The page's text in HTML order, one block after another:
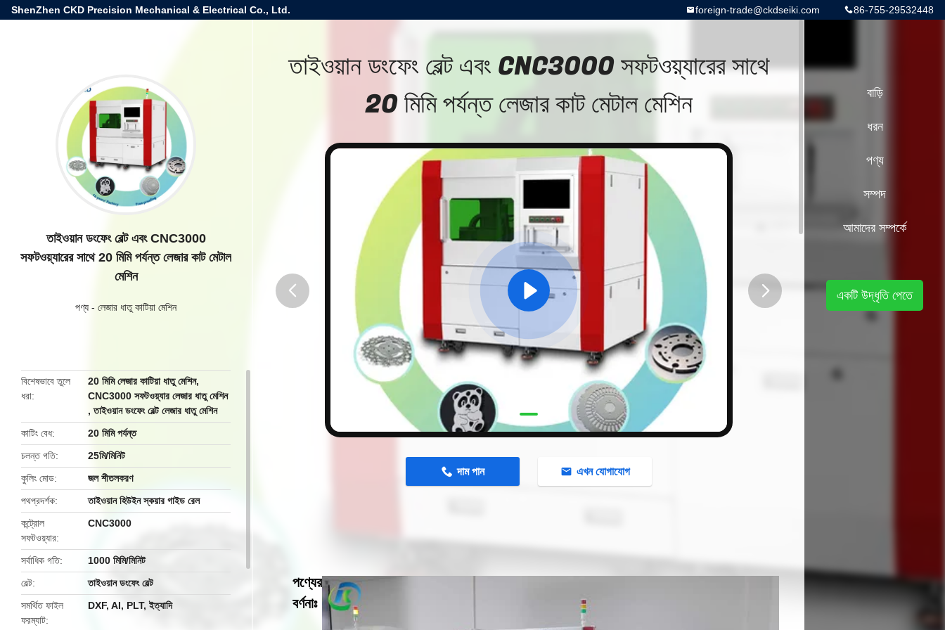
ShenZhen CKD Precision Mechanical & Electrical Co., Ltd. 86-755-29532448
foreign-trade@ckdseiki.com
তাইওয়ান ডংফেং বেল্ট এবং CNC3000
সফটওয়্যারের সাথে 20 মিমি পর্যন্ত লেজার কাট মেটাল
মেশিন
পণ্য - লেজার ধাতু কাটিয়া মেশিন
বিশেষভাবে তুলে
ধরা
20 মিমি লেজার কাটিয়া ধাতু মেশিন,
CNC3000 সফটওয়্যার লেজার ধাতু মেশিন
,তাইওয়ান ডংফেং বেল্ট লেজার ধাতু মেশিন
কাটিং বেধ
20 মিমি পর্যন্ত
চলন্ত গতি
25মি/মিনিট
কুলিং মোড
জল শীতলকরণ
পথপ্রদর্শক
তাইওয়ান হিউইন স্কয়ার গাইড রেল
কন্ট্রোল
সফটওয়্যার
CNC3000
সর্বাধিক গতি
1000 মিমি/মিনিট
বেল্ট
তাইওয়ান ডংফেং বেল্ট
সমর্থিত ফাইল
ফরম্যাট
DXF, AI, PLT, ইত্যাদি
তাইওয়ান ডংফেং বেল্ট এবং CNC3000 সফটওয়্যারের সাথে
20 মিমি পর্যন্ত লেজার কাট মেটাল মেশিন
দাম পান এখন যোগাযোগ
পণ্যের
বর্ণনাঃ
বাড়ি
ধরন
পণ্য
সম্পদ
আমাদের সম্পর্কে
একটি উদ্ধৃতি পেতে